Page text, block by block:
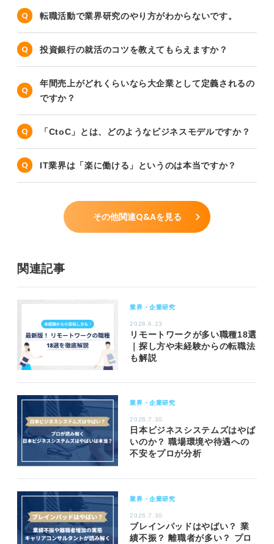
転職活動で業界研究のやり方がわからないです。
投資銀行の就活のコツを教えてもらえますか？
年間売上がどれくらいなら大企業として定義されるの
ですか？
「CtoC」とは、どのようなビジネスモデルですか？
IT業界は「楽に働ける」というのは本当ですか？
その他関連Q&Aを見る
関連記事
業界・企業研究
2026.6.23
リモートワークが多い職種18選
｜探し方や未経験からの転職法
も解説
業界・企業研究
2026.7.30
日本ビジネスシステムズはやば
いのか？ 職場環境や待遇への
不安をプロが分析
業界・企業研究
2026.7.30
ブレインパッドはやばい？ 業
績不振？ 離職者が多い？ プロ